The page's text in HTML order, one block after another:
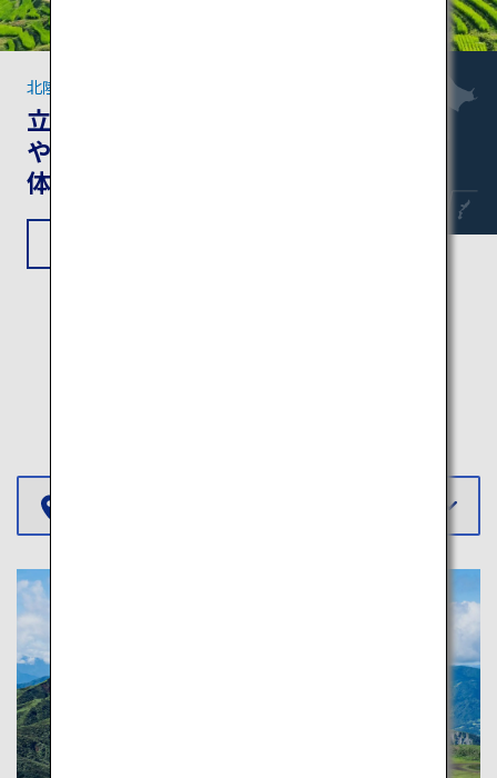
立山黒部アルペンルート
や兼六園で日本の風景を
体感
北陸の見どころ